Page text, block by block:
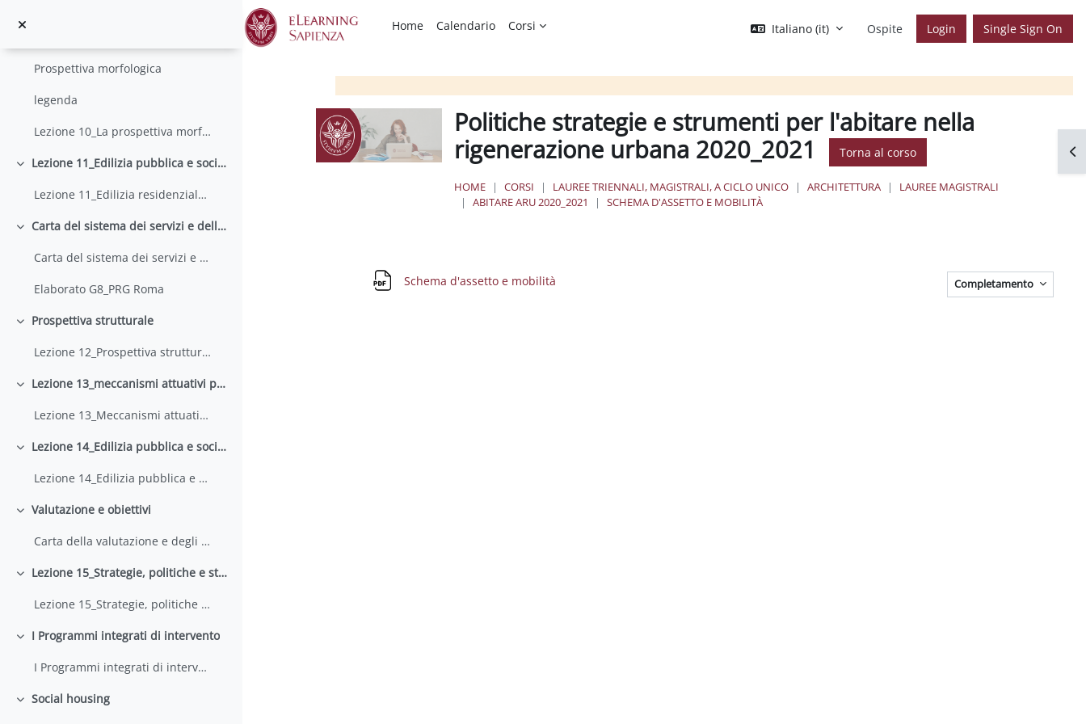
Home
Calendario Corsi Italiano ‎(it)‎ Ospite Login Single Sign On
Prospettiva morfologica
legenda
Lezione 10_La prospettiva morfologica. Esperienze
Minimizza Lezione 11_Edilizia pubblica e sociale_1 parte
Lezione 11_Edilizia residenziale e sociale_1 parte
Minimizza Carta del sistema dei servizi e delle infrastrutture
Carta del sistema dei servizi e delle infrastrutture
Elaborato G8_PRG Roma
Minimizza
Prospettiva strutturale
Lezione 12_Prospettiva strutturale
Minimizza Lezione 13_meccanismi attuativi perequativi
Lezione 13_Meccanismi attuativi perequativi
Minimizza Lezione 14_Edilizia pubblica e sociale_2 parte
Lezione 14_Edilizia pubblica e sociale_2 parte
Minimizza
Valutazione e obiettivi
Carta della valutazione e degli obiettivi
Minimizza Lezione 15_Strategie, politiche e strumenti per la rigenerazione della Città vecchia di Taranto
Lezione 15_Strategie, politiche e strumenti per la rigenerazione della Città vecchia di Taranto
Minimizza
I Programmi integrati di intervento
I Programmi integrati di intervento
Minimizza
Social housing
Politiche strategie e strumenti per l'abitare nella
rigenerazione urbana 2020_2021
Torna al corso
HOME CORSI LAUREE TRIENNALI, MAGISTRALI, A CICLO UNICO ARCHITETTURA
LAUREE MAGISTRALI
ABITARE ARU 2020_2021
SCHEMA D'ASSETTO E MOBILITÀ
Schema della sezione
Schema d'assetto e mobilità Completamento